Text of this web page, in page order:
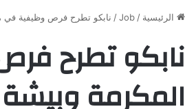
الرئيسية /
Job
/ نابكو تطرح فرص وظيفية
نابكو تطرح
المكرمة